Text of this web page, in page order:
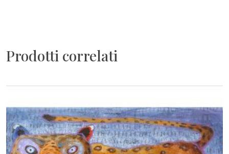
Prodotti correlati